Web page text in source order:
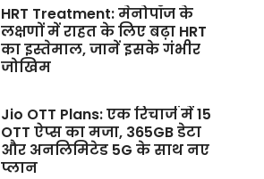
HRT Treatment: मेनोपॉज के
लक्षणों में राहत के लिए बढ़ा HRT
का इस्तेमाल, जानें इसके गंभीर
जोखिम
Jio OTT Plans: एक रिचार्ज में 15
OTT ऐप्स का मजा, 365GB डेटा
और अनलिमिटेड 5G के साथ नए
प्लान